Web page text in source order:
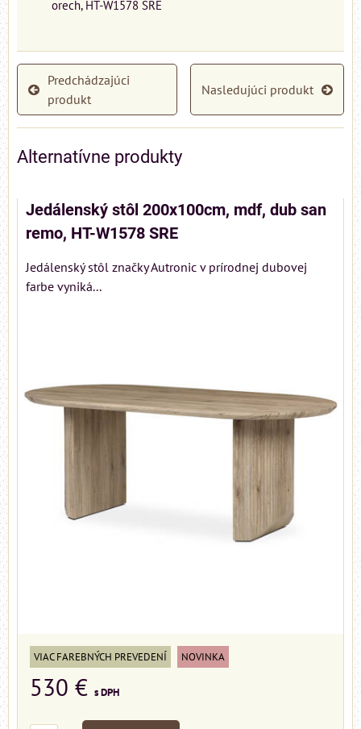
orech, HT-W1578 SRE
Predchádzajúci
produkt
Nasledujúci produkt
Alternatívne produkty
Jedálenský stôl 200x100cm, mdf, dub san
remo, HT-W1578 SRE
Jedálenský stôl značky Autronic v prírodnej dubovej
farbe vyniká...
VIAC FAREBNÝCH PREVEDENÍ NOVINKA
530 € s DPH